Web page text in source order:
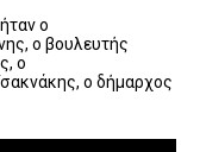
ο
ο βουλευτής
ο
ο δήμαρχος